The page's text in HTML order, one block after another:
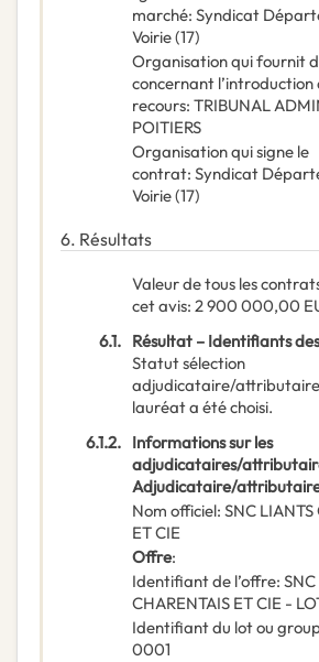
marché: Syndicat
Voirie (17)
Organisation qui fournit
concernant l’introduction
recours: TRIBUNAL
POITIERS
Organisation qui signe le
contrat: Syndicat
Voirie (17)
6. Résultats
Valeur de tous les
cet avis: 2 900 000,00
6.1. Résultat – Identifiants
Statut sélection
adjudicataire/attributaire
lauréat a été choisi.
6.1.2. Informations sur les
adjudicataires/
Adjudicataire/
Nom officiel: SNC LIANTS
ET CIE
Offre:
Identifiant de l’offre:
CHARENTAIS ET CIE -
Identifiant du lot ou
0001